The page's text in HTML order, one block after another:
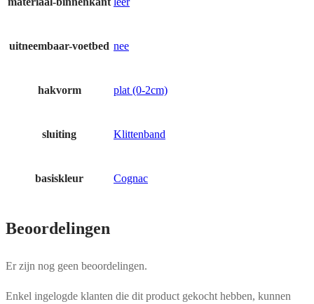
uitneembaar-voetbed nee
hakvorm plat (0-2cm)
sluiting Klittenband
basiskleur Cognac
Beoordelingen
Er zijn nog geen beoordelingen.
Enkel ingelogde klanten die dit product gekocht hebben, kunnen